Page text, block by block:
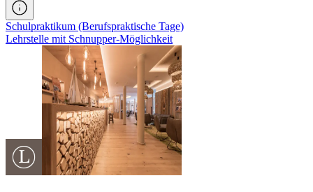
Schulpraktikum (Berufspraktische Tage)
Lehrstelle mit Schnupper-Möglichkeit